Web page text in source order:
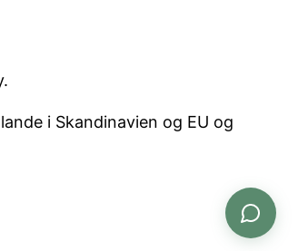
i Skandinavien og EU og